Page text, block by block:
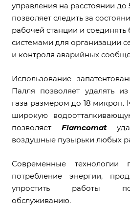
управления на расстоянии до
позволяет следить за
рабочей станции и
системами для организации
и контроля аварийных
Использование
Палля позволяет удалять
газа размером до 18 микрон.
широкую
позволяет Flamcomat
воздушные пузырьки любых
Современные технологии
потребление энергии,
упростить работы
обслуживанию.